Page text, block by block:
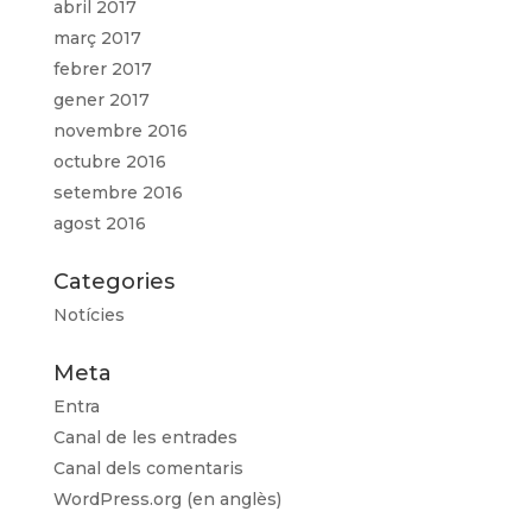
abril 2017
març 2017
febrer 2017
gener 2017
novembre 2016
octubre 2016
setembre 2016
agost 2016
Categories
Notícies
Meta
Entra
Canal de les entrades
Canal dels comentaris
WordPress.org (en anglès)